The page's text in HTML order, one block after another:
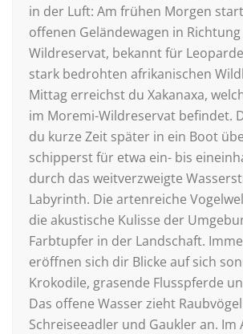
in der Luft: Am frühen Morgen
offenen Geländewagen in
Wildreservat, bekannt für
stark bedrohten afrikanischen
Mittag erreichst du Xakanaxa,
im Moremi-Wildreservat befindet.
du kurze Zeit später in ein Boot
schipperst für etwa ein- bis
durch das weitverzweigte
Labyrinth. Die artenreiche
die akustische Kulisse der
Farbtupfer in der Landschaft.
eröffnen sich dir Blicke auf sich
Krokodile, grasende Flusspferde
Das offene Wasser zieht
Schreiseeadler und Gaukler an. Im